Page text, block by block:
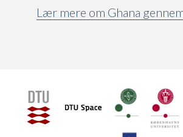
Lær mere om Ghana